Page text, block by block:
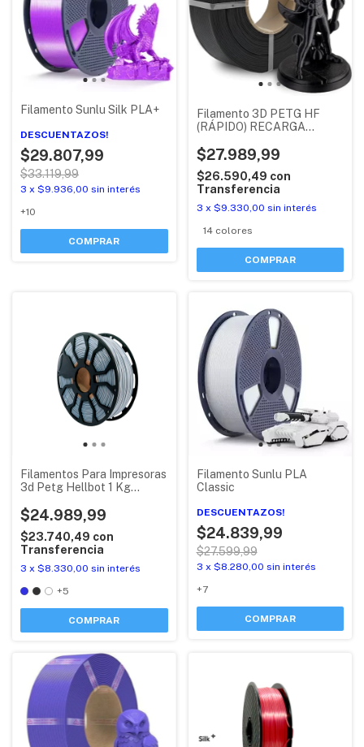
Filamento Sunlu Silk PLA+
DESCUENTAZOS!
$29.807,99
$33.119,99
3 x $9.936,00 sin interés
+10
COMPRAR
Filamento 3D PETG HF
(RÁPIDO) RECARGA
$27.989,99
$26.590,49 con
Transferencia
3 x $9.330,00 sin interés
14 colores
COMPRAR
Filamentos Para Impresoras
3d Petg Hellbot 1 Kg
$24.989,99
$23.740,49 con
Transferencia
3 x $8.330,00 sin interés
+5
COMPRAR
Filamento Sunlu PLA
Classic
DESCUENTAZOS!
$24.839,99
$27.599,99
3 x $8.280,00 sin interés
+7
COMPRAR